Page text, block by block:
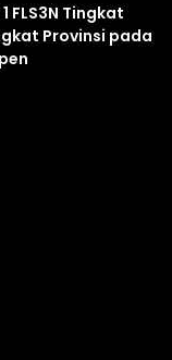
FLS3N Tingkat
Provinsi pada